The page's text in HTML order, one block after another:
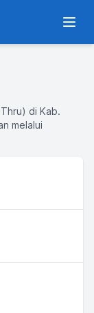
di Kab.
melalui